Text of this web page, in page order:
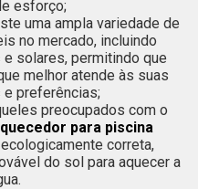
esforço;
uma ampla variedade de
no mercado, incluindo
solares, permitindo que
melhor atende às suas
preferências;
preocupados com o
para piscina
correta,
do sol para aquecer a